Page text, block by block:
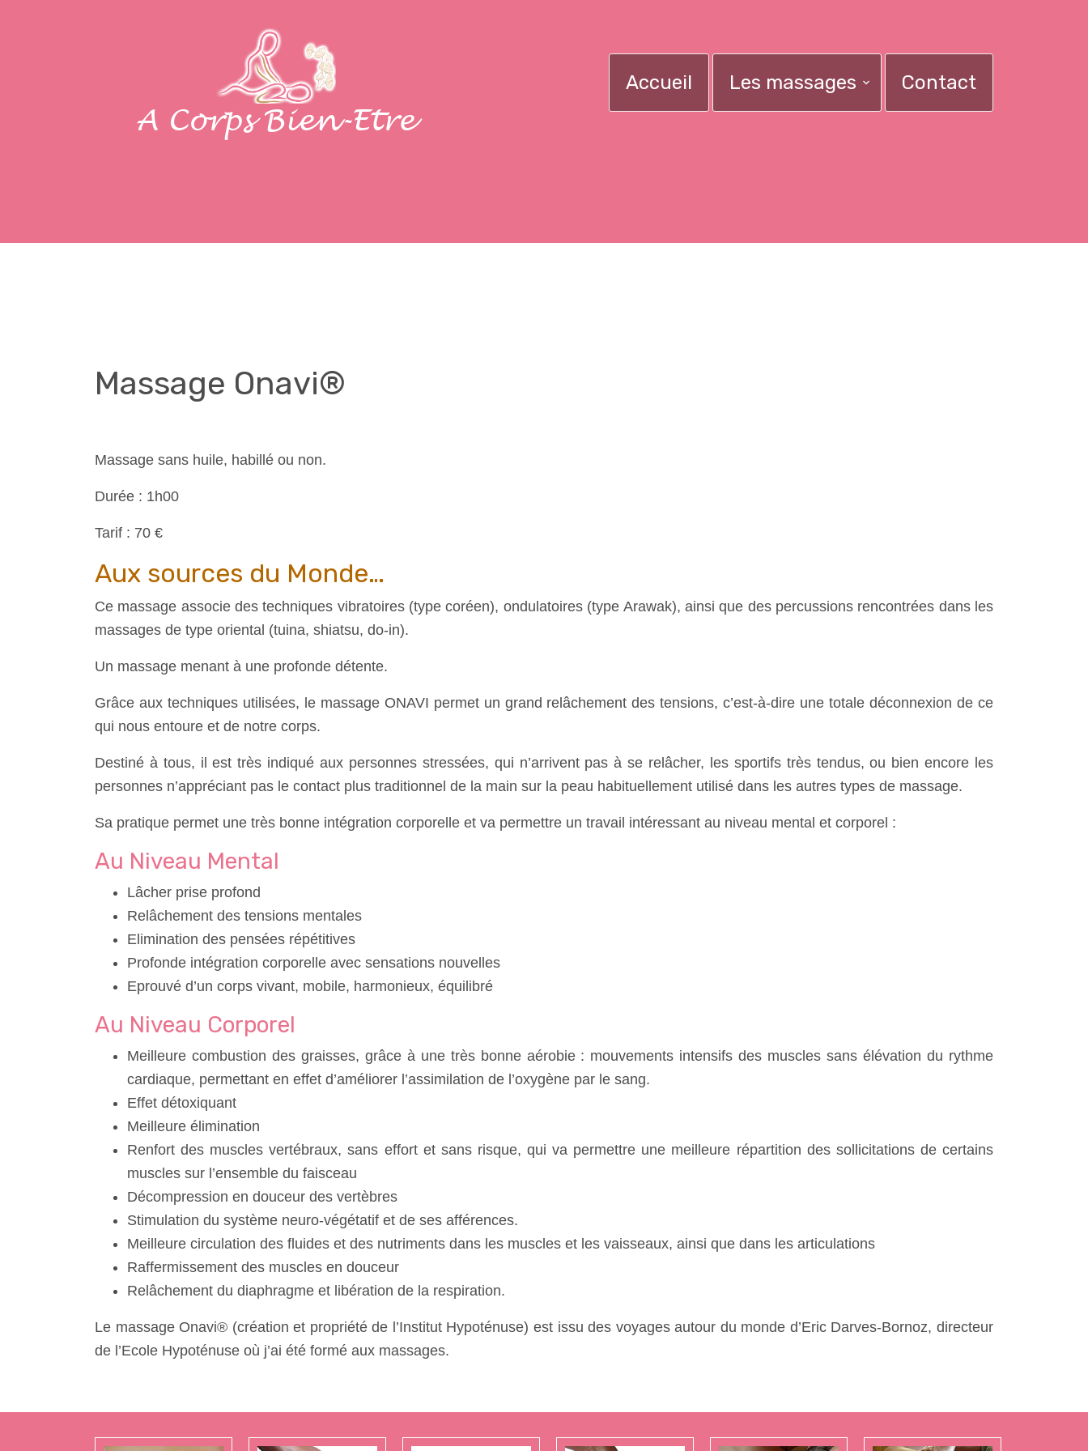
A Corps Bien-Etre
Accueil Les massages Contact
Massage Onavi®
Massage sans huile, habillé ou non.
Durée : 1h00
Tarif : 70 €
Aux sources du Monde…
Ce massage associe des techniques vibratoires (type coréen), ondulatoires (type Arawak), ainsi que des percussions rencontrées dans les
massages de type oriental (tuina, shiatsu, do-in).
Un massage menant à une profonde détente.
Grâce aux techniques utilisées, le massage ONAVI permet un grand relâchement des tensions, c’est-à-dire unetotale déconnexion de ce
qui nous entoure et de notre corps.
Destiné à tous, il est très indiqué aux personnes stressées, qui n’arrivent pas à se relâcher, les sportifs très tendus, ou bien encore les
personnes n’appréciant pas le contact plus traditionnel de la main sur la peau habituellement utilisé dans les autres types de massage.
Sa pratique permet une très bonne intégration corporelle et va permettre un travail intéressant au niveau mental et corporel :
Au Niveau Mental
Lâcher prise profond
Relâchement des tensions mentales
Elimination des pensées répétitives
Profonde intégration corporelle avec sensations nouvelles
Eprouvé d’un corps vivant, mobile, harmonieux, équilibré
Au Niveau Corporel
Meilleure combustion des graisses, grâce à une très bonne aérobie : mouvements intensifs des muscles sans élévation du rythme
cardiaque, permettant en effet d’améliorer l’assimilation de l’oxygène par le sang.
Effet détoxiquant
Meilleure élimination
Renfort des muscles vertébraux, sans effort et sans risque, qui va permettre une meilleure répartition des sollicitations de certains
muscles sur l’ensemble du faisceau
Décompression en douceur des vertèbres
Stimulation du système neuro-végétatif et de ses afférences.
Meilleure circulation des fluides et des nutriments dans les muscles et les vaisseaux, ainsi que dans les articulations
Raffermissement des muscles en douceur
Relâchement du diaphragme et libération de la respiration.
Le massage Onavi® (création et propriété de l’Institut Hypoténuse) est issu des voyages autour du monde d’Eric Darves-Bornoz, directeur
de l’Ecole Hypoténuse où j’ai été formé aux massages.